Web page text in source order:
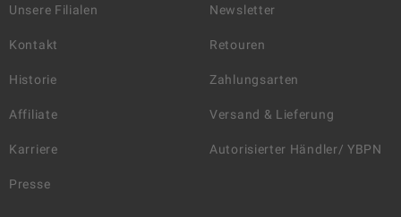
Unsere Filialen
Kontakt
Historie
Affiliate
Karriere
Presse
Newsletter
Retouren
Zahlungsarten
Versand & Lieferung
Autorisierter Händler/ YBPN